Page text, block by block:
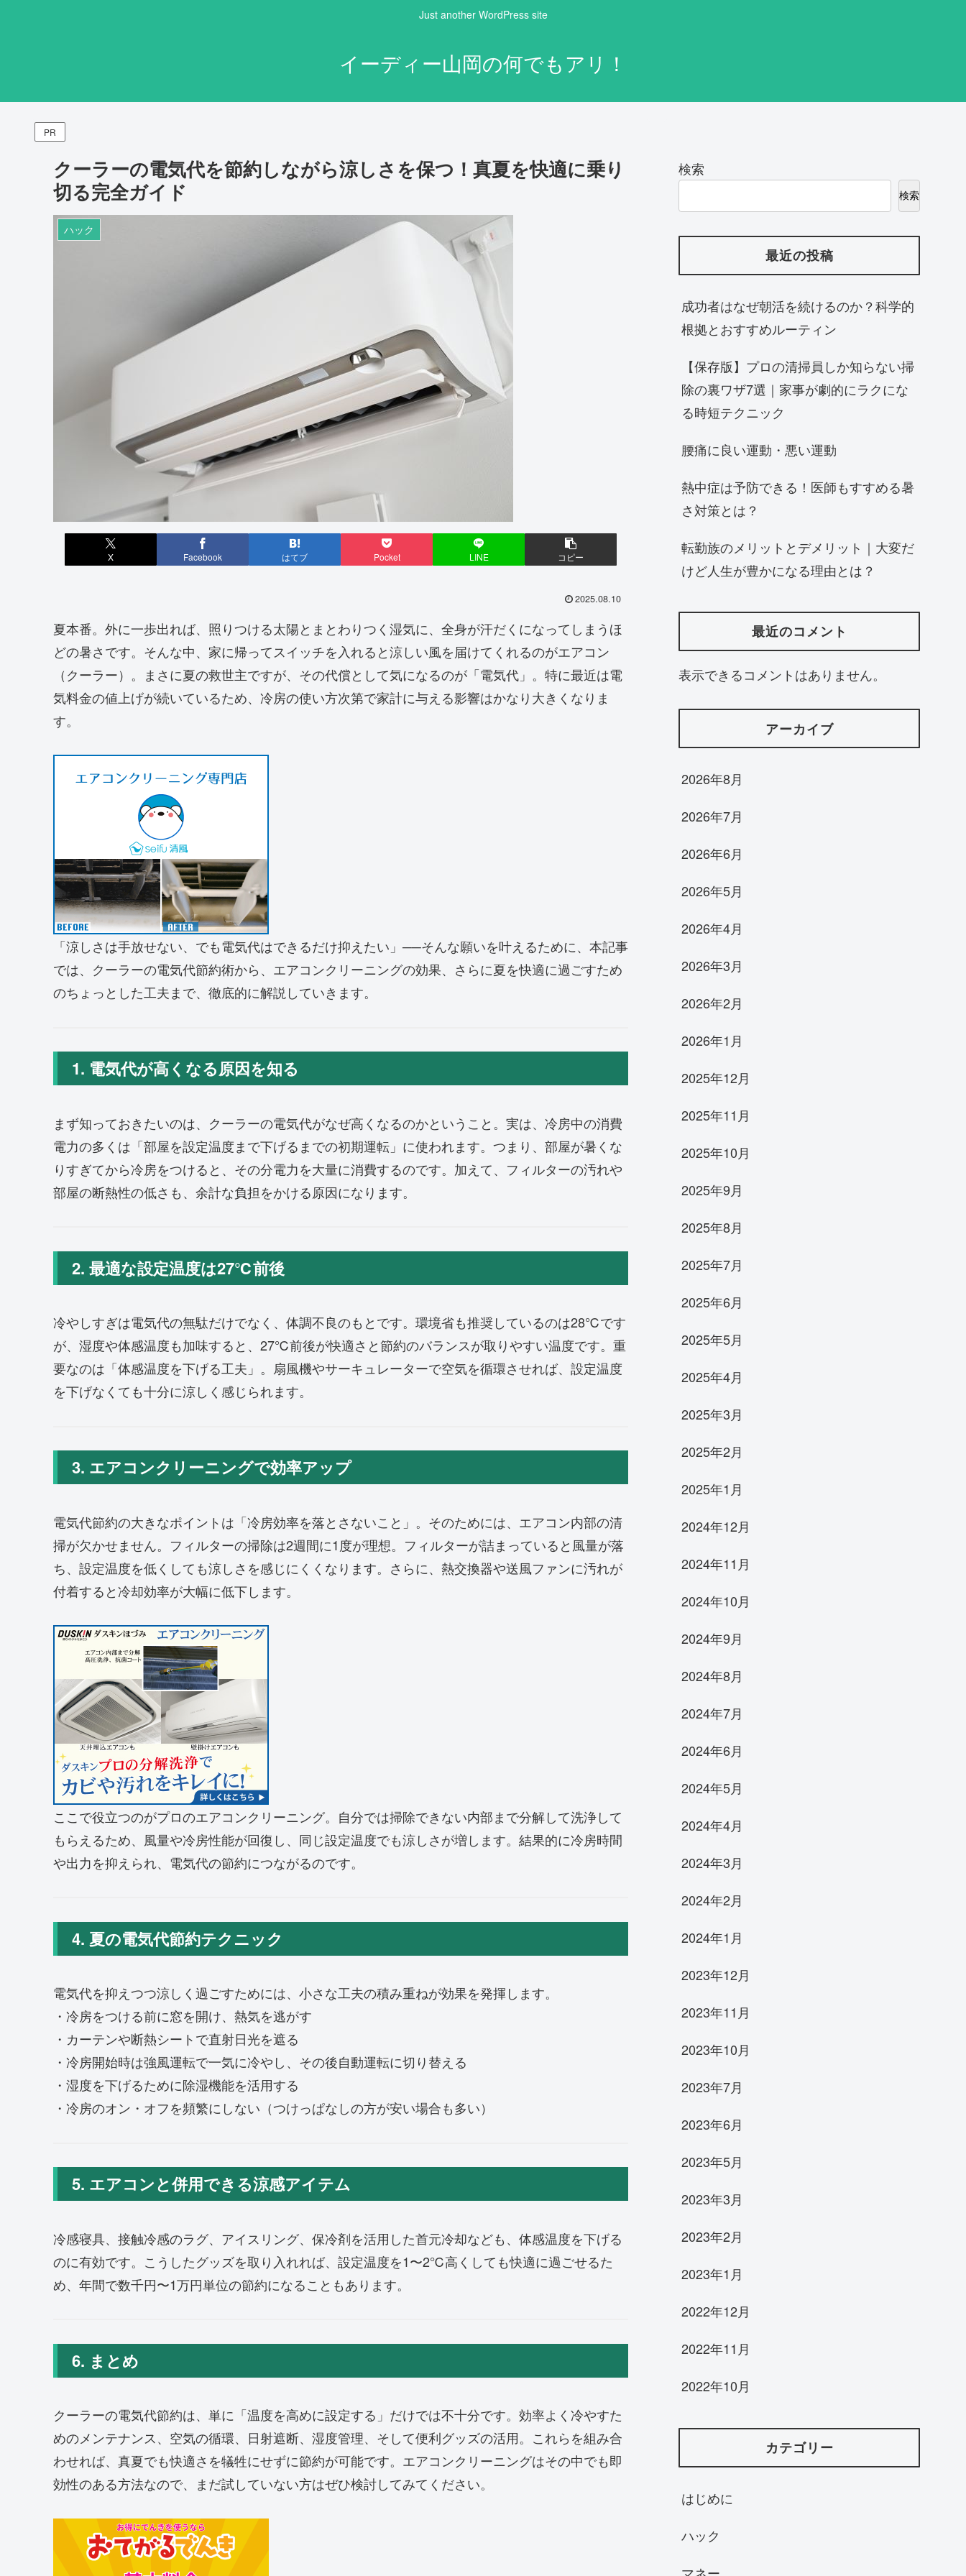
Just another WordPress site
イーディー山岡の何でもアリ！
PR
クーラーの電気代を節約しながら涼しさを保つ！真夏を快適に乗り
切る完全ガイド
ハック
X Facebook はてブ Pocket LINE コピー
2025.08.10
夏本番。外に一歩出れば、照りつける太陽とまとわりつく湿気に、全身が汗だくになってしまうほ
どの暑さです。そんな中、家に帰ってスイッチを入れると涼しい風を届けてくれるのがエアコン
（クーラー）。まさに夏の救世主ですが、その代償として気になるのが「電気代」。特に最近は電
気料金の値上げが続いているため、冷房の使い方次第で家計に与える影響はかなり大きくなりま
す。
「涼しさは手放せない、でも電気代はできるだけ抑えたい」──そんな願いを叶えるために、本記事
では、クーラーの電気代節約術から、エアコンクリーニングの効果、さらに夏を快適に過ごすため
のちょっとした工夫まで、徹底的に解説していきます。
1. 電気代が高くなる原因を知る
まず知っておきたいのは、クーラーの電気代がなぜ高くなるのかということ。実は、冷房中の消費
電力の多くは「部屋を設定温度まで下げるまでの初期運転」に使われます。つまり、部屋が暑くな
りすぎてから冷房をつけると、その分電力を大量に消費するのです。加えて、フィルターの汚れや
部屋の断熱性の低さも、余計な負担をかける原因になります。
2. 最適な設定温度は27℃前後
冷やしすぎは電気代の無駄だけでなく、体調不良のもとです。環境省も推奨しているのは28℃です
が、湿度や体感温度も加味すると、27℃前後が快適さと節約のバランスが取りやすい温度です。重
要なのは「体感温度を下げる工夫」。扇風機やサーキュレーターで空気を循環させれば、設定温度
を下げなくても十分に涼しく感じられます。
3. エアコンクリーニングで効率アップ
電気代節約の大きなポイントは「冷房効率を落とさないこと」。そのためには、エアコン内部の清
掃が欠かせません。フィルターの掃除は2週間に1度が理想。フィルターが詰まっていると風量が落
ち、設定温度を低くしても涼しさを感じにくくなります。さらに、熱交換器や送風ファンに汚れが
付着すると冷却効率が大幅に低下します。
ここで役立つのがプロのエアコンクリーニング。自分では掃除できない内部まで分解して洗浄して
もらえるため、風量や冷房性能が回復し、同じ設定温度でも涼しさが増します。結果的に冷房時間
や出力を抑えられ、電気代の節約につながるのです。
4. 夏の電気代節約テクニック
電気代を抑えつつ涼しく過ごすためには、小さな工夫の積み重ねが効果を発揮します。
・冷房をつける前に窓を開け、熱気を逃がす
・カーテンや断熱シートで直射日光を遮る
・冷房開始時は強風運転で一気に冷やし、その後自動運転に切り替える
・湿度を下げるために除湿機能を活用する
・冷房のオン・オフを頻繁にしない（つけっぱなしの方が安い場合も多い）
5. エアコンと併用できる涼感アイテム
冷感寝具、接触冷感のラグ、アイスリング、保冷剤を活用した首元冷却なども、体感温度を下げる
のに有効です。こうしたグッズを取り入れれば、設定温度を1〜2℃高くしても快適に過ごせるた
め、年間で数千円〜1万円単位の節約になることもあります。
6. まとめ
クーラーの電気代節約は、単に「温度を高めに設定する」だけでは不十分です。効率よく冷やすた
めのメンテナンス、空気の循環、日射遮断、湿度管理、そして便利グッズの活用。これらを組み合
わせれば、真夏でも快適さを犠牲にせずに節約が可能です。エアコンクリーニングはその中でも即
効性のある方法なので、まだ試していない方はぜひ検討してみてください。
検索
検索
最近の投稿
成功者はなぜ朝活を続けるのか？科学的
根拠とおすすめルーティン
【保存版】プロの清掃員しか知らない掃
除の裏ワザ7選｜家事が劇的にラクにな
る時短テクニック
腰痛に良い運動・悪い運動
熱中症は予防できる！医師もすすめる暑
さ対策とは？
転勤族のメリットとデメリット｜大変だ
けど人生が豊かになる理由とは？
最近のコメント
表示できるコメントはありません。
アーカイブ
2026年8月
2026年7月
2026年6月
2026年5月
2026年4月
2026年3月
2026年2月
2026年1月
2025年12月
2025年11月
2025年10月
2025年9月
2025年8月
2025年7月
2025年6月
2025年5月
2025年4月
2025年3月
2025年2月
2025年1月
2024年12月
2024年11月
2024年10月
2024年9月
2024年8月
2024年7月
2024年6月
2024年5月
2024年4月
2024年3月
2024年2月
2024年1月
2023年12月
2023年11月
2023年10月
2023年7月
2023年6月
2023年5月
2023年3月
2023年2月
2023年1月
2022年12月
2022年11月
2022年10月
カテゴリー
はじめに
ハック
マネー